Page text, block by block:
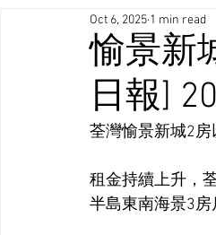
愉景新
日報]
Oct 6, 2025 1 min read
荃灣愉景新城2房
租金持續上升，
半島東南海景3房